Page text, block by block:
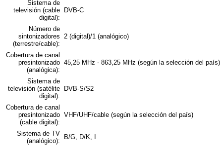
Sistema de
televisión (cable
digital):
DVB-C
Número de
sintonizadores
(terrestre/cable):
2 (digital)/1 (analógico)
Cobertura de canal
presintonizado
(analógica):
45,25 MHz - 863,25 MHz (según la selección del país)
Sistema de
televisión (satélite
digital):
DVB-S/S2
Cobertura de canal
presintonizado
(cable digital):
VHF/UHF/cable (según la selección del país)
Sistema de TV
(analógico):
B/G, D/K, I